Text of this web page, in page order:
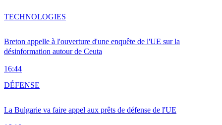
Breton appelle à l'ouverture d'une enquête de l'UE sur la
désinformation autour de Ceuta
16:44
TECHNOLOGIES
La Bulgarie va faire appel aux prêts de défense de l'UE
DÉFENSE